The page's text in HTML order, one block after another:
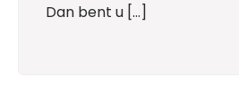
Dan bent u […]